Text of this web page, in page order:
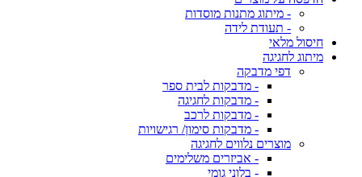
- מיתוג מתנות מוסדות
- תעודת לידה
חיסול מלאי
מיתוג לחגיגה
דפי מדבקה
- מדבקות לבית ספר
- מדבקות לחגיגה
- מדבקות לרכב
- מדבקות סימון/ רגישויות
מוצרים נלווים לחגיגה
- אביזרים משלימים
- בלוני גומי